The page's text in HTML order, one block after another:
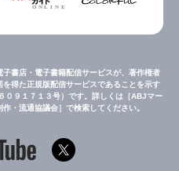
子書店・電子書籍配信サービスが、著作権者
を得た正規版配信サービスであることを示す
０９１７１３号）です。詳しくは［ABJマー
・流通協議会］で検索してください。